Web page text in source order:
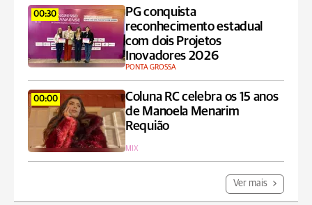
00:30
PG conquista
reconhecimento estadual
com dois Projetos
Inovadores 2026
PONTA GROSSA
00:00
Coluna RC celebra os 15 anos
de Manoela Menarim
Requião
MIX
Ver mais